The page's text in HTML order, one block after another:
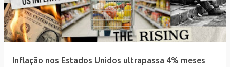
Inflação nos Estados Unidos ultrapassa 4% meses